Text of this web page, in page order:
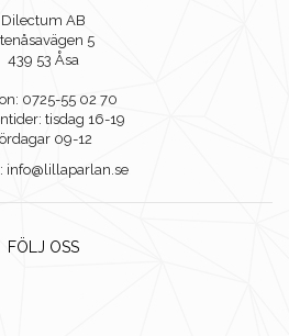
Dilectum AB
5
439 53 Åsa
0725-55 02 70
tisdag 16-19
09-12
info@lillaparlan.se
FÖLJ OSS